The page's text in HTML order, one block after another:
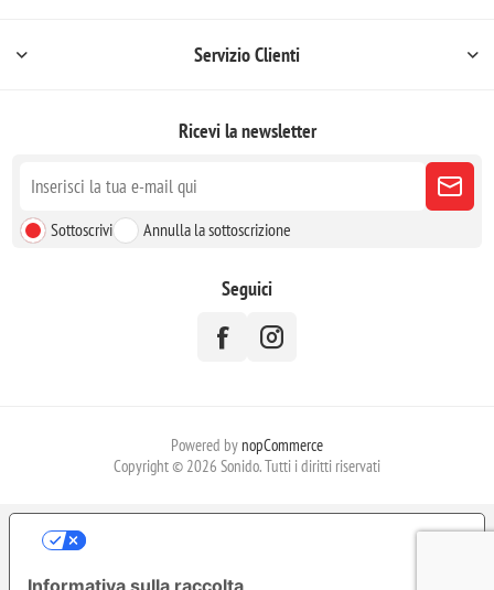
Servizio Clienti
Ricevi la newsletter
Sottoscrivi Annulla la sottoscrizione
Seguici
Powered by nopCommerce
Copyright © 2026 Sonido. Tutti i diritti riservati
LE TUE PREFERENZE RELATIVE ALLA